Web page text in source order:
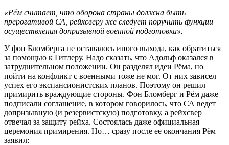
«Рём считает, что оборона страны должна быть
прерогативой СА, рейхсверу же следует поручить функции
осуществления допризывной военной подготовки».
У фон Бломберга не оставалось иного выхода, как обратиться
за помощью к Гитлеру. Надо сказать, что Адольф оказался в
затруднительном положении. Он разделял идеи Рёма, но
пойти на конфликт с военными тоже не мог. От них зависел
успех его экспансионистских планов. Поэтому он решил
примирить враждующие стороны. Фон Бломберг и Рём даже
подписали соглашение, в котором говорилось, что СА ведет
допризывную (и резервистскую) подготовку, а рейхсвер
отвечал за защиту рейха. Состоялась даже официальная
церемония примирения. Но… сразу после ее окончания Рём
заявил: